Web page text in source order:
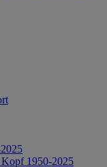
1950-2025